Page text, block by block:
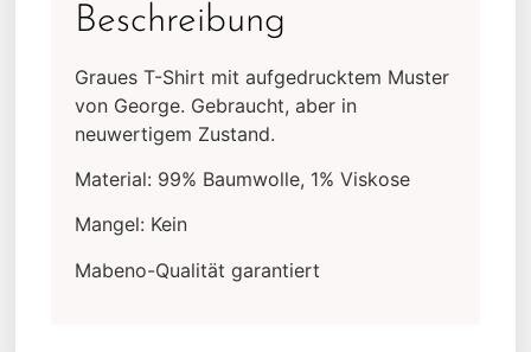
Beschreibung
Graues T-Shirt mit aufgedrucktem Muster
von George. Gebraucht, aber in
neuwertigem Zustand.
Material: 99% Baumwolle, 1% Viskose
Mangel: Kein
Mabeno-Qualität garantiert